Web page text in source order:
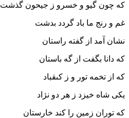
که چون گیو و خسرو ز جیحون گذشت
غم و رنج ما باد گردد بدشت‏
نشان آمد از گفته راستان
که دانا بگفت از گه باستان‏
که از تخمه تور و ز کى‏قباد
یکى شاه خیزد ز هر دو نژاد
که توران زمین را کند خارستان